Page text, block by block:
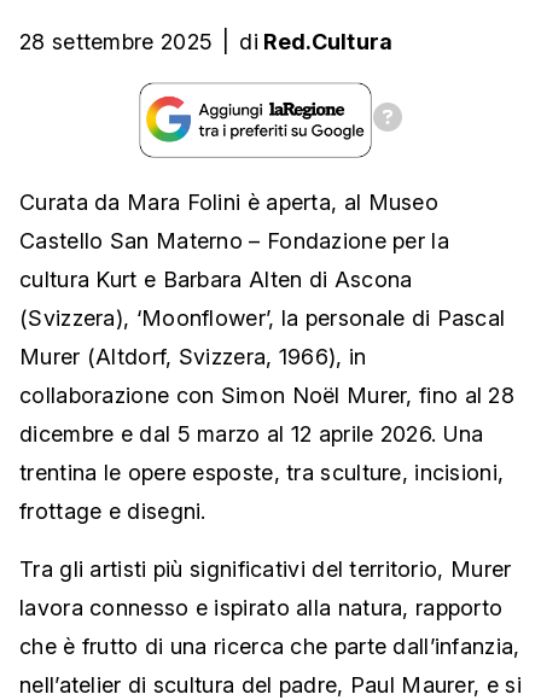
28 settembre 2025 di Red.Cultura
Curata da Mara Folini è aperta, al Museo
Castello San Materno – Fondazione per la
cultura Kurt e Barbara Alten di Ascona
(Svizzera), ‘Moonflower’, la personale di Pascal
Murer (Altdorf, Svizzera, 1966), in
collaborazione con Simon Noël Murer, fino al 28
dicembre e dal 5 marzo al 12 aprile 2026. Una
trentina le opere esposte, tra sculture, incisioni,
frottage e disegni.
Tra gli artisti più significativi del territorio, Murer
lavora connesso e ispirato alla natura, rapporto
che è frutto di una ricerca che parte dall’infanzia,
nell’atelier di scultura del padre, Paul Maurer, e si